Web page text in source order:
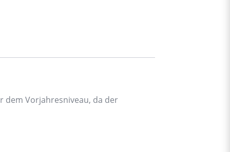
dem Vorjahresniveau, da der